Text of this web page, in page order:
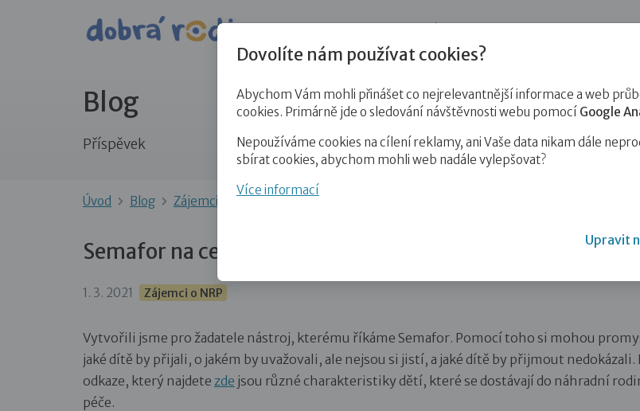
Blog
Příspěvek
Úvod Blog Zájemci o NRP Semafor na cestě k dítěti
Semafor na cestě k dítěti
1. 3. 2021 Zájemci o NRP
Vytvořili jsme pro žadatele nástroj, kterému říkáme Semafor. Pomocí toho si mohou
jaké dítě by přijali, o jakém by uvažovali, ale nejsou si jistí, a jaké dítě by přijmout nedokázali.
odkaze, který najdete zde jsou různé charakteristiky dětí, které se dostávají do náhradní
péče.
Dovolíte nám používat cookies?
Abychom Vám mohli přinášet co nejrelevantnější informace a web
cookies. Primárně jde o sledování návštěvnosti webu pomocí Google
Nepoužíváme cookies na cílení reklamy, ani Vaše data nikam dále
sbírat cookies, abychom mohli web nadále vylepšovat?
Více informací
Upravit